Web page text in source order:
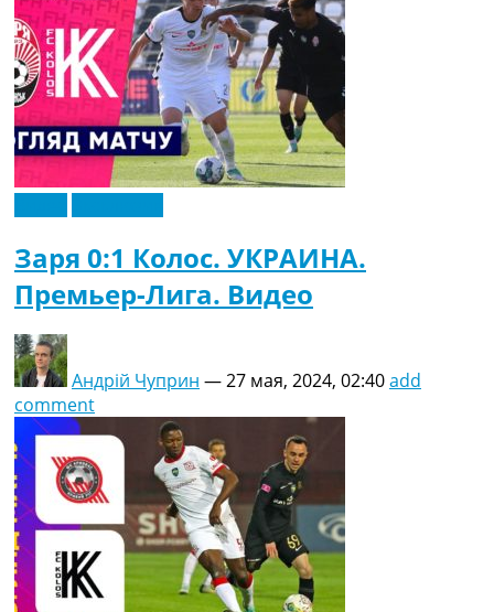
Заря 0:1 Колос. УКРАИНА.
Премьер-Лига. Видео
Андрій Чуприн —27 мая, 2024, 02:40add
comment